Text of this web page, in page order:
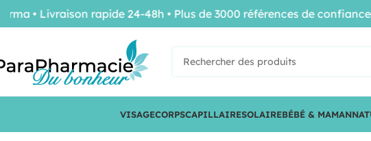
VISAGECORPSCAPILLAIRESOLAIREBÉBÉ & MAMAN
Livraison rapide 24-48h • Plus de 3000 références de confiance